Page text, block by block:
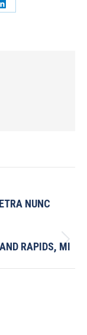
Share
NUNC
RAPIDS, MI